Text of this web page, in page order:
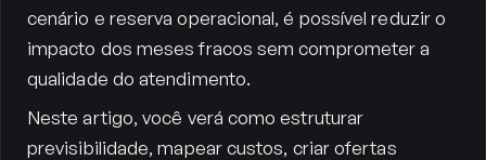
cenário e reserva operacional, é possível reduzir o
impacto dos meses fracos sem comprometer a
qualidade do atendimento.
Neste artigo, você verá como estruturar
previsibilidade, mapear custos, criar ofertas